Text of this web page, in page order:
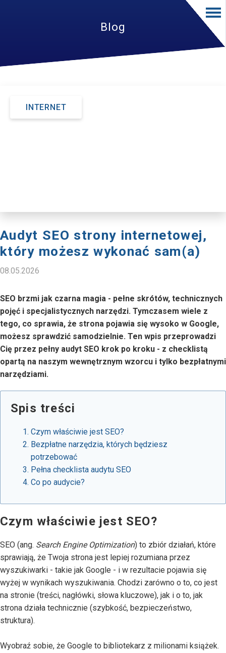
Blog
INTERNET
Audyt SEO strony internetowej,
który możesz wykonać sam(a)
08.05.2026
SEO brzmi jak czarna magia - pełne skrótów, technicznych
pojęć i specjalistycznych narzędzi. Tymczasem wiele z
tego, co sprawia, że strona pojawia się wysoko w Google,
możesz sprawdzić samodzielnie. Ten wpis przeprowadzi
Cię przez pełny audyt SEO krok po kroku - z checklistą
opartą na naszym wewnętrznym wzorcu i tylko bezpłatnymi
narzędziami.
Spis treści
Czym właściwie jest SEO?
Bezpłatne narzędzia, których będziesz
potrzebować
Pełna checklista audytu SEO
Co po audycie?
Czym właściwie jest SEO?
SEO (ang. Search Engine Optimization) to zbiór działań, które
sprawiają, że Twoja strona jest lepiej rozumiana przez
wyszukiwarki - takie jak Google - i w rezultacie pojawia się
wyżej w wynikach wyszukiwania. Chodzi zarówno o to, co jest
na stronie (treści, nagłówki, słowa kluczowe), jak i o to, jak
strona działa technicznie (szybkość, bezpieczeństwo,
struktura).
Wyobraź sobie, że Google to bibliotekarz z milionami książek.